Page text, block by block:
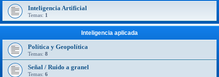
Inteligencia Artificial
Temas: 1
Inteligencia aplicada
Política y Geopolítica
Temas: 8
Señal / Ruido a granel
Temas: 6